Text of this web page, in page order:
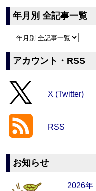
年月別 全記事一覧
アカウント・RSS
X (Twitter)
RSS
お知らせ
2026年